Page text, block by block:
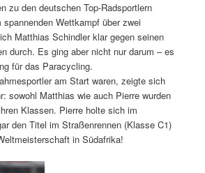
zu den deutschen Top-Radsportlern
Wettkampf über zwei
Matthias Schindler klar gegen seinen
durch. Es ging aber nicht nur darum – es
für das Paracycling.
am Start waren, zeigte sich
sowohl Matthias wie auch Pierre wurden
Klassen. Pierre holte sich im
den Titel im Straßenrennen (Klasse C1)
in Südafrika!